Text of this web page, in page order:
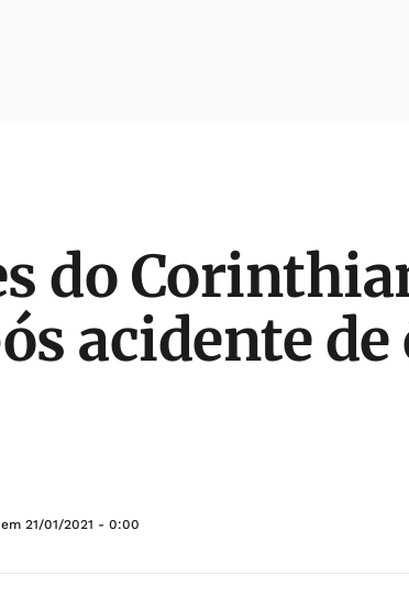
do
acidente
21/01/2021 - 0:00